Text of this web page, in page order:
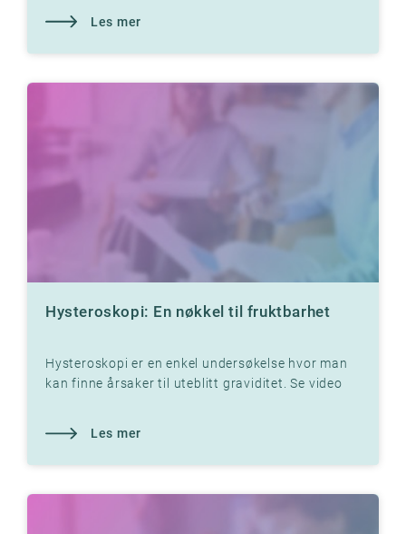
Les mer
Hysteroskopi: En nøkkel til fruktbarhet
Hysteroskopi er en enkel undersøkelse hvor man
kan finne årsaker til uteblitt graviditet. Se video
Les mer